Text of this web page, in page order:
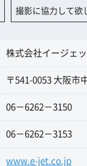
撮影に協力して欲
株式会社イージェ
〒541-0053 大阪市
06－6262－3150
06－6262－3153
www.e-jet.co.jp